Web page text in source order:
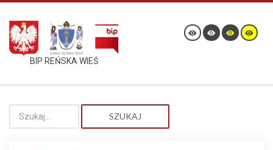
BIP REŃSKA WIEŚ
SZUKAJ